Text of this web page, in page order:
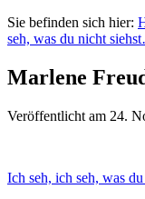
Sie befinden sich hier:
seh, was du nicht
Marlene
Veröffentlicht am 24.
Ich seh, ich seh, was